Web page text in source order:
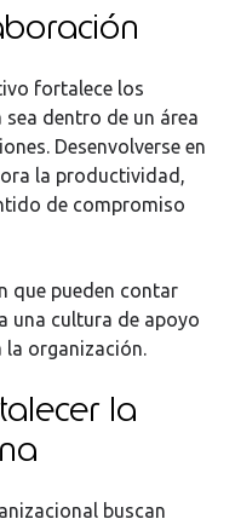
fortalece los
dentro de un área
Desenvolverse en
la productividad,
de compromiso
que pueden contar
una cultura de apoyo
la organización.
la
buscan